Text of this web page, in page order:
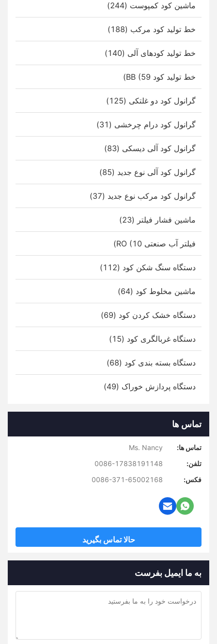
ماشین کود کمپوست (244)
خط تولید کود مرکب (188)
خط تولید کودهای آلی (140)
خط تولید کود BB (59)
گرانول کود دو غلتکی (125)
گرانول کود درام چرخشی (31)
گرانول کود آلی دیسکی (83)
گرانول کود آلی نوع جدید (85)
گرانول کود مرکب نوع جدید (37)
ماشین فشار فیلتر (23)
فیلتر آب صنعتی RO (10)
دستگاه سنگ شکن کود (112)
ماشین مخلوط کود (64)
دستگاه خشک کردن کود (69)
دستگاه غربالگری کود (15)
دستگاه بسته بندی کود (68)
دستگاه پردازش خوراک (49)
تماس ها
تماس ها:
Ms. Nancy
0086-17838191148
فکس:
0086-371-65002168
حالا تماس بگیرید
به ما ایمیل بفرست